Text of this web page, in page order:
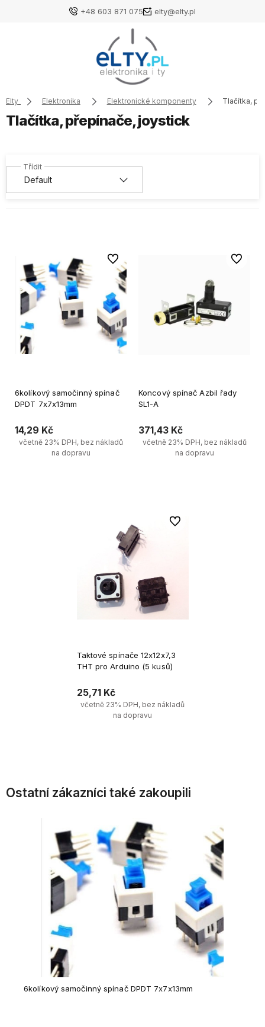
+48 603 871 075 elty@elty.pl
Elty Elektronika Elektronické komponenty Tlačítka,
Tlačítka, přepínače, joystick
6kolíkový samočinný spínač
DPDT 7x7x13mm
14,29 Kč
včetně 23% DPH, bez nákladů
na dopravu
Do oblíbených
Koncový spínač Azbil řady
SL1-A
371,43 Kč
včetně 23% DPH, bez nákladů
na dopravu
Do
Taktové spínače 12x12x7,3
THT pro Arduino (5 kusů)
25,71 Kč
včetně 23% DPH, bez nákladů
na dopravu
Do oblíbených
Ostatní zákazníci také zakoupili
6kolíkový samočinný spínač DPDT 7x7x13mm